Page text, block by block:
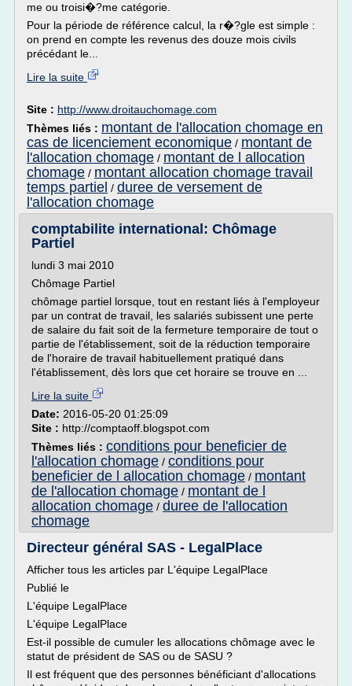
me ou troisi�?me catégorie.
Pour la période de référence calcul, la r�?gle est simple :
on prend en compte les revenus des douze mois civils
précédant le...
Lire la suite
Site : http://www.droitauchomage.com
Thèmes liés : montant de l'allocation chomage en
cas de licenciement economique / montant de
l'allocation chomage / montant de l allocation
chomage / montant allocation chomage travail
temps partiel / duree de versement de
l'allocation chomage
comptabilite international: Chômage
Partiel
lundi 3 mai 2010
Chômage Partiel
chômage partiel lorsque, tout en restant liés à l'employeur
par un contrat de travail, les salariés subissent une perte
de salaire du fait soit de la fermeture temporaire de tout o
partie de l'établissement, soit de la réduction temporaire
de l'horaire de travail habituellement pratiqué dans
l'établissement, dès lors que cet horaire se trouve en ...
Lire la suite
Date: 2016-05-20 01:25:09
Site : http://comptaoff.blogspot.com
Thèmes liés : conditions pour beneficier de
l'allocation chomage / conditions pour
beneficier de l allocation chomage / montant
de l'allocation chomage / montant de l
allocation chomage / duree de l'allocation
chomage
Directeur général SAS - LegalPlace
Afficher tous les articles par L'équipe LegalPlace
Publié le
L'équipe LegalPlace
L'équipe LegalPlace
Est-il possible de cumuler les allocations chômage avec le
statut de président de SAS ou de SASU ?
Il est fréquent que des personnes bénéficiant d'allocations